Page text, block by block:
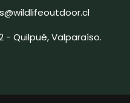
- Quilpué, Valparaíso.